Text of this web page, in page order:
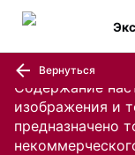
Содержание
изображения и
предназначено
Вернуться